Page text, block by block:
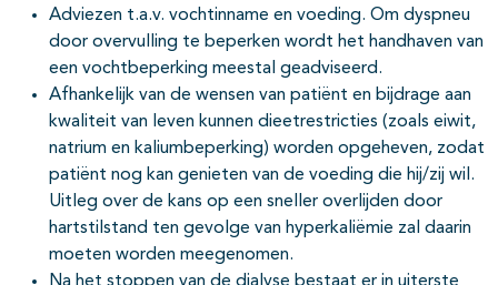
Adviezen t.a.v. vochtinname en voeding. Om dyspneu
door overvulling te beperken wordt het handhaven van
een vochtbeperking meestal geadviseerd.
Afhankelijk van de wensen van patiënt en bijdrage aan
kwaliteit van leven kunnen dieetrestricties (zoals eiwit,
natrium en kaliumbeperking) worden opgeheven, zodat
patiënt nog kan genieten van de voeding die hij/zij wil.
Uitleg over de kans op een sneller overlijden door
hartstilstand ten gevolge van hyperkaliëmie zal daarin
moeten worden meegenomen.